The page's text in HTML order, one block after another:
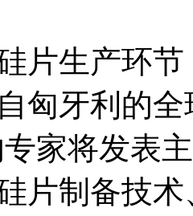
片生产环节
匈牙利的
专家将发表
片制备技